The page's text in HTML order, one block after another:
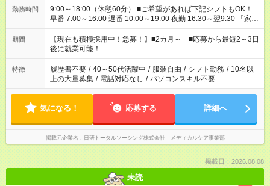
勤務時間
9:00～18:00（休憩60分） ■ご希望があれば下記シフトもOK！
早番 7:00～16:00 遅番 10:00～19:00 夜勤 16:30～翌9:30 「家族
と休みを合わせたい」 「余裕を持って夕飯の準備がしたい」
「できれば残業はしたくない」 など、ご希望を教えてください
ね。 ※Wワーク希望の方へ 今ご覧のお仕事で希望する勤務時間
と、もう1つのお仕事の勤務時間。 合計で週40時間を超える場
合は応募できません。
期間
【現在も積極採用中！急募！】■2カ月～ ■応募から最短2～3日
後に就業可能！
特徴 履歴書不要 / 40～50代活躍中 / 服装自由 / シフト勤務 / 10名以
上の大量募集 / 電話対応なし / パソコンスキル不要
気になる！ 応募する 詳細へ
掲載元企業名 日研トータルソーシング株式会社 メディカルケア事業部
掲載日：2026.08.08
未読